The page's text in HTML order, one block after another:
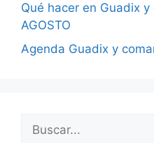
Qué hacer en Guadix
AGOSTO
Agenda Guadix y